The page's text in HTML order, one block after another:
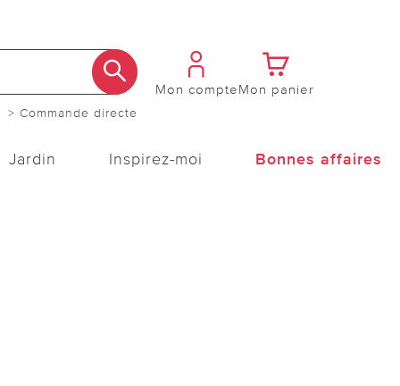
> Commande directe
Mon compteMon panier
Jardin Inspirez-moi Bonnes affaires